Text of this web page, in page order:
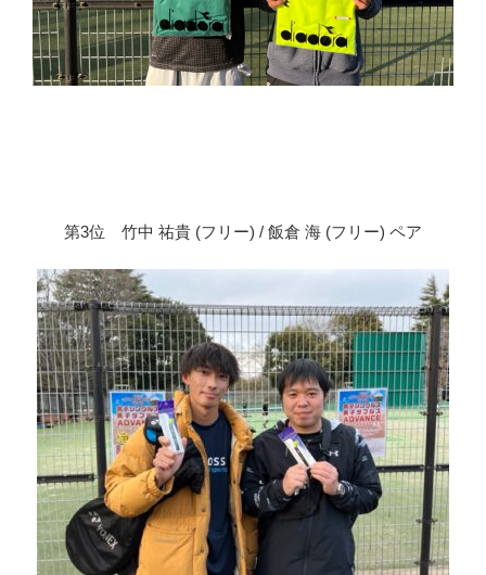
第3位 竹中 祐貴 (フリー) / 飯倉 海 (フリー) ペア